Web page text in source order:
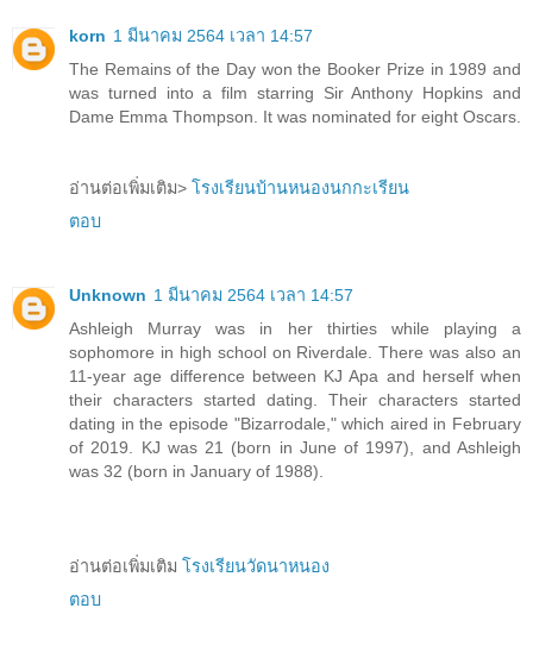
korn 1 มีนาคม 2564 เวลา 14:57
The Remains of the Day won the Booker Prize in 1989 and
was turned into a film starring Sir Anthony Hopkins and
Dame Emma Thompson. It was nominated for eight Oscars.
อ่านต่อเพิ่มเติม> โรงเรียนบ้านหนองนกกะเรียน
ตอบ
Unknown 1 มีนาคม 2564 เวลา 14:57
Ashleigh Murray was in her thirties while playing a
sophomore in high school on Riverdale. There was also an
11-year age difference between KJ Apa and herself when
their characters started dating. Their characters started
dating in the episode "Bizarrodale," which aired in February
of 2019. KJ was 21 (born in June of 1997), and Ashleigh
was 32 (born in January of 1988).
อ่านต่อเพิ่มเติม โรงเรียนวัดนาหนอง
ตอบ